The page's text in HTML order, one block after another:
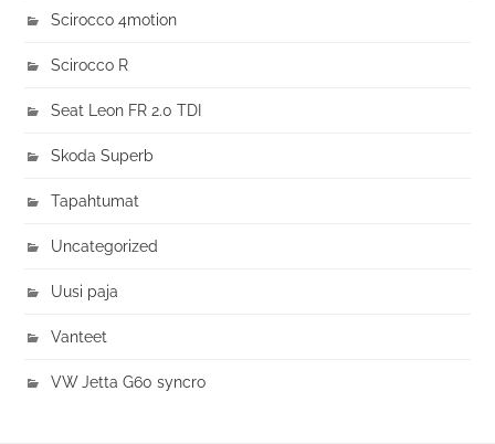
Scirocco 4motion
Scirocco R
Seat Leon FR 2.0 TDI
Skoda Superb
Tapahtumat
Uncategorized
Uusi paja
Vanteet
VW Jetta G60 syncro